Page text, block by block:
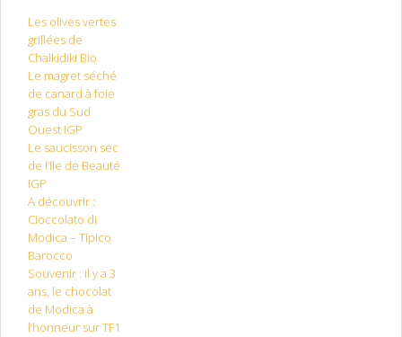
Les olives vertes
grillées de
Chalkidiki Bio
Le magret séché
de canard à foie
gras du Sud
Ouest IGP
Le saucisson sec
de l’Ile de Beauté
IGP
A découvrir :
Cioccolato di
Modica – Tipico
Barocco
Souvenir : il y a 3
ans, le chocolat
de Modica à
l’honneur sur TF1